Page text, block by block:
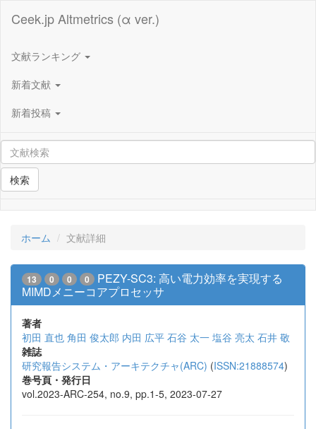
Ceek.jp Altmetrics (α ver.)
文献ランキング
新着文献
新着投稿
検索
ホーム 文献詳細
13 0 0 0
PEZY-SC3: 高い電力効率を実現する
MIMDメニーコアプロセッサ
著者
初田 直也 角田 俊太郎 内田 広平 石谷 太一 塩谷 亮太 石井 敬
雑誌
研究報告システム・アーキテクチャ(ARC) (ISSN:21888574)
巻号頁・発行日
vol.2023-ARC-254, no.9, pp.1-5, 2023-07-27